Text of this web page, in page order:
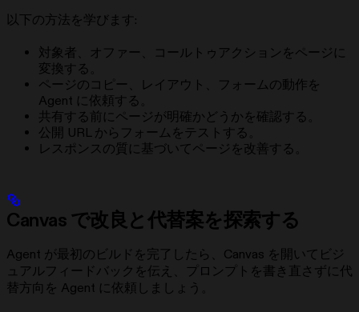
以下の方法を学びます:
対象者、オファー、コールトゥアクションをページに
変換する。
ページのコピー、レイアウト、フォームの動作を
Agent に依頼する。
共有する前にページが明確かどうかを確認する。
公開 URL からフォームをテストする。
レスポンスの質に基づいてページを改善する。
Canvas で改良と代替案を探索する
Agent が最初のビルドを完了したら、Canvas を開いてビジ
ュアルフィードバックを伝え、プロンプトを書き直さずに代
替方向を Agent に依頼しましょう。